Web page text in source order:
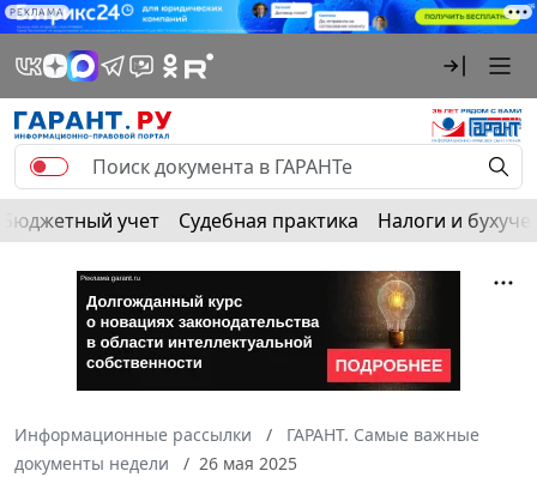
РЕКЛАМА
Бюджетный учет Судебная практика Налоги и
Информационные рассылки
ГАРАНТ. Самые важные
документы недели
26 мая 2025